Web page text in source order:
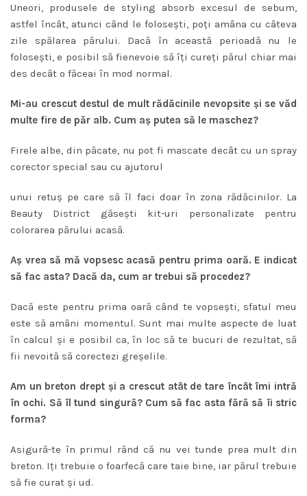
Uneori, produsele de styling absorb excesul de sebum,
astfel încât, atunci când le foloseşti, poţi amâna cu câteva
zile spălarea părului. Dacă în această perioadă nu le
foloseşti, e posibil să fienevoie să îţi cureţi părul chiar mai
des decât o făceai în mod normal.
Mi-au crescut destul de mult rădăcinile nevopsite şi se văd
multe fire de păr alb. Cum aş putea să le maschez?
Firele albe, din păcate, nu pot fi mascate decât cu un spray
corector special sau cu ajutorul
unui retuş pe care să îl faci doar în zona rădăcinilor. La
Beauty District găseşti kit-uri personalizate pentru
colorarea părului acasă.
Aş vrea să mă vopsesc acasă pentru prima oară. E indicat
să fac asta? Dacă da, cum ar trebui să procedez?
Dacă este pentru prima oară când te vopseşti, sfatul meu
este să amâni momentul. Sunt mai multe aspecte de luat
în calcul şi e posibil ca, în loc să te bucuri de rezultat, să
fii nevoită să corectezi greşelile.
Am un breton drept şi a crescut atât de tare încât îmi intră
în ochi. Să îl tund singură? Cum să fac asta fără să îi stric
forma?
Asigură-te în primul rând că nu vei tunde prea mult din
breton. Iţi trebuie o foarfecă care taie bine, iar părul trebuie
să fie curat şi ud.